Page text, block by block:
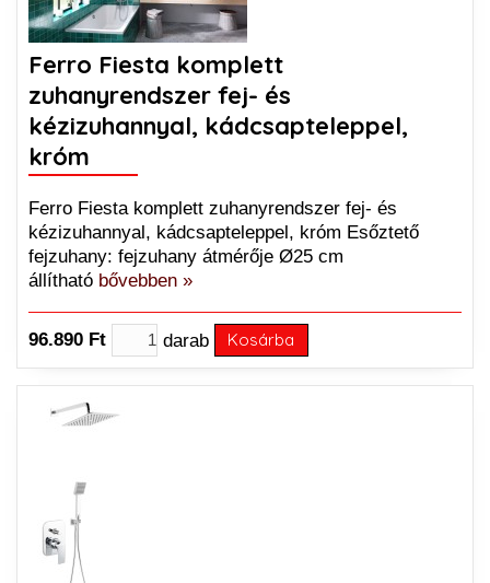
Ferro Fiesta komplett
zuhanyrendszer fej- és
kézizuhannyal, kádcsapteleppel,
króm
Ferro Fiesta komplett zuhanyrendszer fej- és
kézizuhannyal, kádcsapteleppel, króm Esőztető
fejzuhany: fejzuhany átmérője Ø25 cm
állítható bővebben »
96.890 Ft darab Kosárba